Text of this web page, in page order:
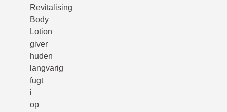
Revitalising
Body
Lotion
giver
huden
langvarig
fugt
i
op